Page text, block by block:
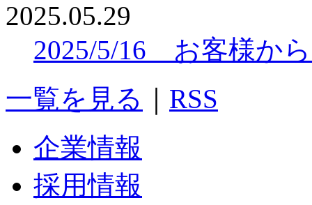
2025.05.29
2025/5/16 お客様か
一覧を見る
RSS
企業情報
採用情報